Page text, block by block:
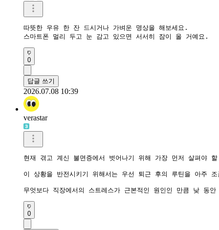
따뜻한 우유 한 잔 드시거나 가벼운 명상을 해보세요.
스마트폰 멀리 두고 눈 감고 있으면 서서히 잠이 올 거예요.
0
답글 쓰기
2026.07.08 10:39
verastar
현재 겪고 계신 불면증에서 벗어나기 위해 가장 먼저 살펴야
이 상황을 반전시키기 위해서는 우선 퇴근 후의 루틴을 아주
무엇보다 직장에서의 스트레스가 근본적인 원인인 만큼 낮
0